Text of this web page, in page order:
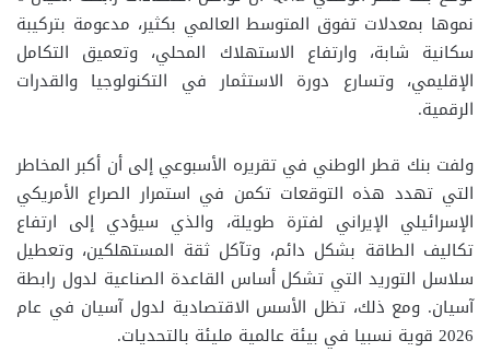
نموها بمعدلات تفوق المتوسط العالمي بكثير، مدعومة بتركيبة
سكانية شابة، وارتفاع الاستهلاك المحلي، وتعميق التكامل
الإقليمي، وتسارع دورة الاستثمار في التكنولوجيا والقدرات
الرقمية.
ولفت بنك قطر الوطني في تقريره الأسبوعي إلى أن أكبر المخاطر
التي تهدد هذه التوقعات تكمن في استمرار الصراع الأمريكي
الإسرائيلي الإيراني لفترة طويلة، والذي سيؤدي إلى ارتفاع
تكاليف الطاقة بشكل دائم، وتآكل ثقة المستهلكين، وتعطيل
سلاسل التوريد التي تشكل أساس القاعدة الصناعية لدول رابطة
آسيان. ومع ذلك، تظل الأسس الاقتصادية لدول آسيان في عام
2026 قوية نسبيا في بيئة عالمية مليئة بالتحديات.